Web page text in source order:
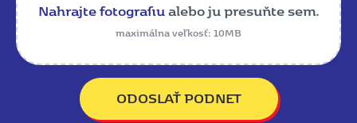
Nahrajte fotografiualebo ju presuňte sem.
maximálna veľkosť: 10MB
ODOSLAŤ PODNET